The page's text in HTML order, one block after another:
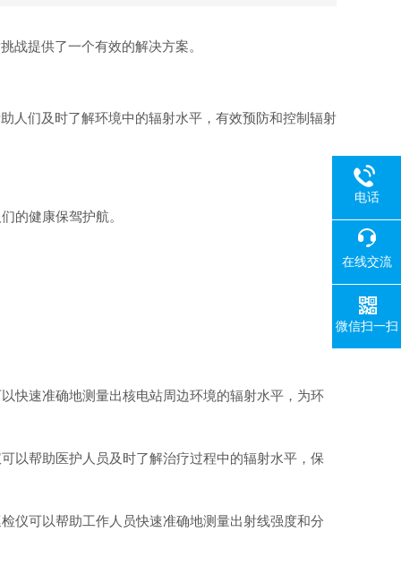
战提供了一个有效的解决方案。
人们及时了解环境中的辐射水平，有效预防和控制辐射
的健康保驾护航。
快速准确地测量出核电站周边环境的辐射水平，为环
以帮助医护人员及时了解治疗过程中的辐射水平，保
仪可以帮助工作人员快速准确地测量出射线强度和分
电话
在线交流
微信扫一扫